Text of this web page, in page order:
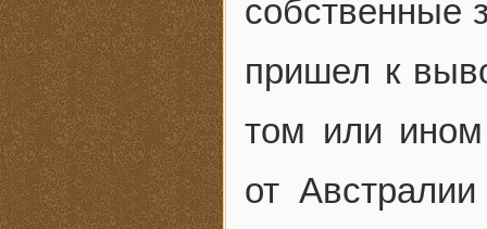
собственные
пришел к
том или
от